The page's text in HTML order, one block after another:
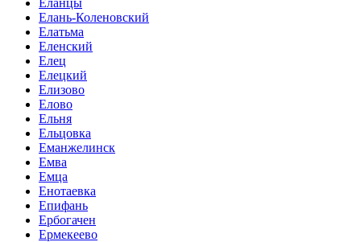
Еланцы
Елань-Коленовский
Елатьма
Еленский
Елец
Елецкий
Елизово
Елово
Ельня
Ельцовка
Еманжелинск
Емва
Емца
Енотаевка
Епифань
Ербогачен
Ермекеево